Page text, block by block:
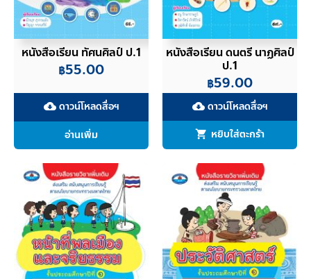
หนังสือเรียน ทัศนศิลป์ ป.1
฿55.00
cloud_downloadดาวน์โหลดสื่อฯ
อ่านเพิ่ม
หนังสือเรียน ดนตรี นาฏศิลป์
ป.1
฿59.00
cloud_downloadดาวน์โหลดสื่อฯ
หยิบใส่ตะกร้า